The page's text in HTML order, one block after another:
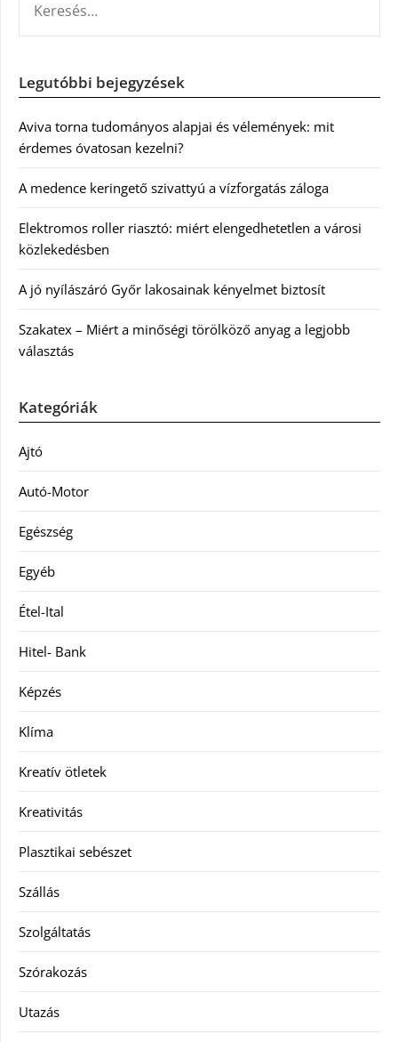
Legutóbbi bejegyzések
Aviva torna tudományos alapjai és vélemények: mit
érdemes óvatosan kezelni?
A medence keringető szivattyú a vízforgatás záloga
Elektromos roller riasztó: miért elengedhetetlen a városi
közlekedésben
A jó nyílászáró Győr lakosainak kényelmet biztosít
Szakatex – Miért a minőségi törölköző anyag a legjobb
választás
Kategóriák
Ajtó
Autó-Motor
Egészség
Egyéb
Étel-Ital
Hitel- Bank
Képzés
Klíma
Kreatív ötletek
Kreativitás
Plasztikai sebészet
Szállás
Szolgáltatás
Szórakozás
Utazás